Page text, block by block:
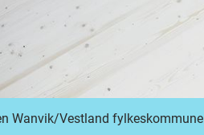
Wanvik/Vestland fylkeskommune